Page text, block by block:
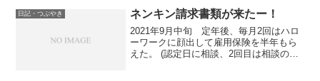
日記・つぶやき ネンキン請求書類が来たー！
2021年9月中旬 定年後、毎月2回はハロ
ーワークに顔出して雇用保険を半年もら
えた。 (認定日に相談、2回目は相談の